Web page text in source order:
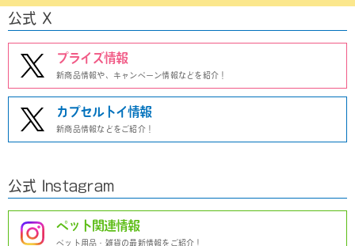
公式 X
プライズ情報
新商品情報や、キャンペーン情報などを紹介！
カプセルトイ情報
新商品情報などをご紹介！
公式 Instagram
ペット関連情報
ペット用品・雑貨の最新情報をご紹介！